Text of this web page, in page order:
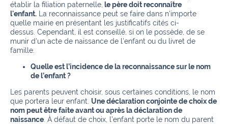
établir la filiation paternelle, le père doit reconnaître
l'enfant. La reconnaissance peut se faire dans n'importe
quelle mairie en présentant les justificatifs cités ci-
dessus. Cependant, il est conseillé, si on le possède, de se
munir d'un acte de naissance de l'enfant ou du livret de
famille.
Quelle est l’incidence de la reconnaissance sur le nom
de l’enfant ?
Les parents peuvent choisir, sous certaines conditions, le nom
que portera leur enfant. Une déclaration conjointe de choix de
nom peut être faite avant ou après la déclaration de
naissance . À défaut de choix, l’enfant porte le nom du parent